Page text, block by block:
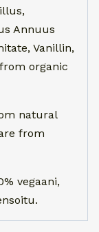
Annuus
Vanillin,
organic
natural
from
vegaani,